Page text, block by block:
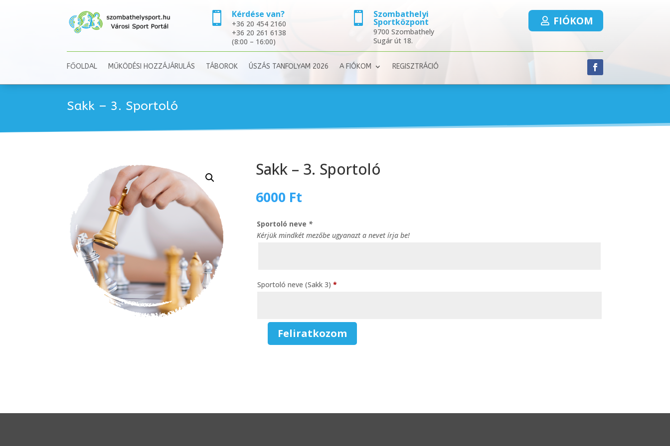
 Kérdése van?
+36 20 454 2160
+36 20 261 6138
(8:00 – 16:00)
 Szombathelyi
Sportközpont
9700 Szombathely
Sugár út 18.
FIÓKOM
FŐOLDAL MŰKÖDÉSI HOZZÁJÁRULÁS TÁBOROK ÚSZÁS TANFOLYAM 2026 A FIÓKOM REGISZTRÁCIÓ
Sakk – 3. Sportoló
Sakk – 3. Sportoló
6000 Ft
Sportoló neve *
Kérjük mindkét mezőbe ugyanazt a nevet írja be!
Sportoló neve (Sakk 3) *
Feliratkozom